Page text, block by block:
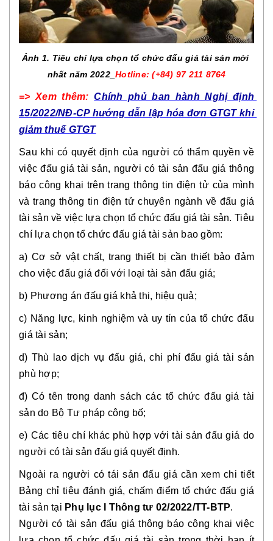
Ảnh 1. Tiêu chí lựa chọn tổ chức đấu giá tài sản mới
nhất năm 2022_ Hotline: (+84) 97 211 8764
=> Xem thêm: Chính phủ ban hành Nghị định
15/2022/NĐ-CP hướng dẫn lập hóa đơn GTGT khi
giảm thuế GTGT
Sau khi có quyết định của người có thẩm quyền về
việc đấu giá tài sản, người có tài sản đấu giá thông
báo công khai trên trang thông tin điện tử của mình
và trang thông tin điện tử chuyên ngành về đấu giá
tài sản về việc lựa chọn tổ chức đấu giá tài sản. Tiêu
chí lựa chọn tổ chức đấu giá tài sản bao gồm:
a) Cơ sở vật chất, trang thiết bị cần thiết bảo đảm
cho việc đấu giá đối với loại tài sản đấu giá;
b) Phương án đấu giá khả thi, hiệu quả;
c) Năng lực, kinh nghiệm và uy tín của tổ chức đấu
giá tài sản;
d) Thù lao dịch vụ đấu giá, chi phí đấu giá tài sản
phù hợp;
đ) Có tên trong danh sách các tổ chức đấu giá tài
sản do Bộ Tư pháp công bố;
e) Các tiêu chí khác phù hợp với tài sản đấu giá do
người có tài sản đấu giá quyết định.
Ngoài ra người có tái sản đấu giá cần xem chi tiết
Bảng chỉ tiêu đánh giá, chấm điểm tổ chức đấu giá
tài sản tại Phụ lục I Thông tư 02/2022/TT-BTP.
Người có tài sản đấu giá thông báo công khai việc